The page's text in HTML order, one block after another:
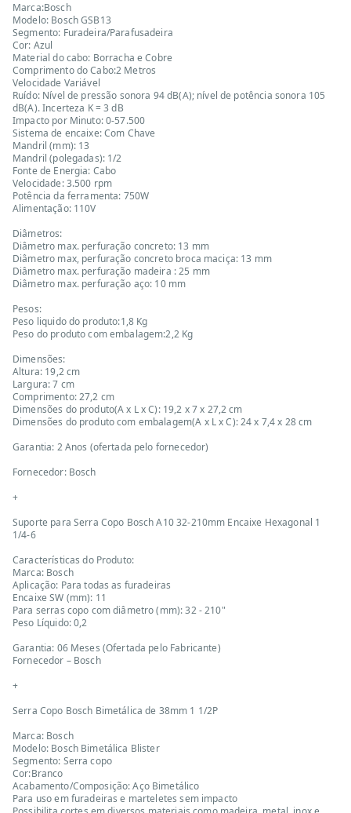
Marca:Bosch
Modelo: Bosch GSB13
Segmento: Furadeira/Parafusadeira
Cor: Azul
Material do cabo: Borracha e Cobre
Comprimento do Cabo:2 Metros
Velocidade Variável
Ruído: Nível de pressão sonora 94 dB(A); nível de potência sonora 105
dB(A). Incerteza K = 3 dB
Impacto por Minuto: 0-57.500
Sistema de encaixe: Com Chave
Mandril (mm): 13
Mandril (polegadas): 1/2
Fonte de Energia: Cabo
Velocidade: 3.500 rpm
Potência da ferramenta: 750W
Alimentação: 110V
Diâmetros:
Diâmetro max. perfuração concreto: 13 mm
Diâmetro max, perfuração concreto broca maciça: 13 mm
Diâmetro max. perfuração madeira : 25 mm
Diâmetro max. perfuração aço: 10 mm
Pesos:
Peso liquido do produto:1,8 Kg
Peso do produto com embalagem:2,2 Kg
Dimensões:
Altura: 19,2 cm
Largura: 7 cm
Comprimento: 27,2 cm
Dimensões do produto(A x L x C): 19,2 x 7 x 27,2 cm
Dimensões do produto com embalagem(A x L x C): 24 x 7,4 x 28 cm
Garantia: 2 Anos (ofertada pelo fornecedor)
Fornecedor: Bosch
+
Suporte para Serra Copo Bosch A10 32-210mm Encaixe Hexagonal 1
1/4-6
Características do Produto:
Marca: Bosch
Aplicação: Para todas as furadeiras
Encaixe SW (mm): 11
Para serras copo com diâmetro (mm): 32 - 210"
Peso Líquido: 0,2
Garantia: 06 Meses (Ofertada pelo Fabricante)
Fornecedor – Bosch
+
Serra Copo Bosch Bimetálica de 38mm 1 1/2P
Marca: Bosch
Modelo: Bosch Bimetálica Blister
Segmento: Serra copo
Cor:Branco
Acabamento/Composição: Aço Bimetálico
Para uso em furadeiras e marteletes sem impacto